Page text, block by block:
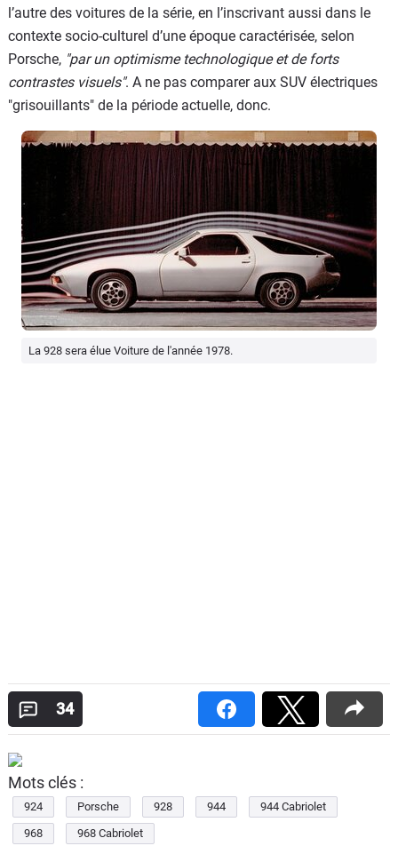
l’autre des voitures de la série, en l’inscrivant aussi dans le
contexte socio-culturel d’une époque caractérisée, selon
Porsche, "par un optimisme technologique et de forts
contrastes visuels". A ne pas comparer aux SUV électriques
"grisouillants" de la période actuelle, donc.
La 928 sera élue Voiture de l'année 1978.
34
Mots clés :
924 Porsche 928 944
944 Cabriolet
968
968 Cabriolet